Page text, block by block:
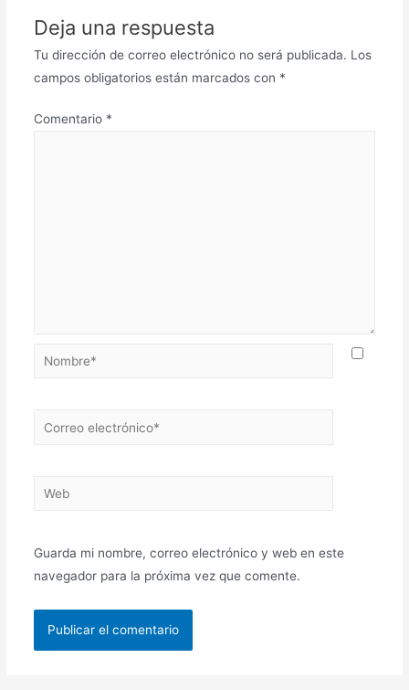
Deja una respuesta
Tu dirección de correo electrónico no será publicada. Los
campos obligatorios están marcados con *
Comentario *
Guarda mi nombre, correo electrónico y web en este
navegador para la próxima vez que comente.